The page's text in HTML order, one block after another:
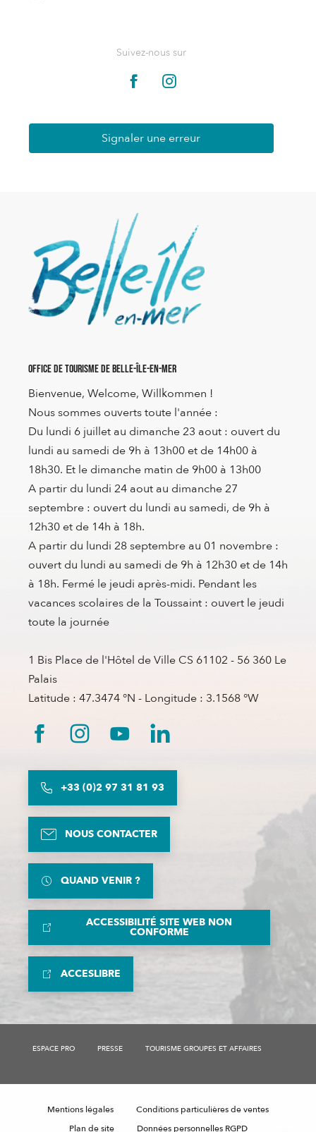
Tarifs
Suivez-nous sur
Signaler une erreur
Office de Tourisme de Belle-Île-en-Mer
Bienvenue, Welcome, Willkommen !
Nous sommes ouverts toute l'année :
Du lundi 6 juillet au dimanche 23 aout : ouvert du
lundi au samedi de 9h à 13h00 et de 14h00 à
18h30. Et le dimanche matin de 9h00 à 13h00
A partir du lundi 24 aout au dimanche 27
septembre : ouvert du lundi au samedi, de 9h à
12h30 et de 14h à 18h.
A partir du lundi 28 septembre au 01 novembre :
ouvert du lundi au samedi de 9h à 12h30 et de 14h
à 18h. Fermé le jeudi après-midi. Pendant les
vacances scolaires de la Toussaint : ouvert le jeudi
toute la journée
1 Bis Place de l'Hôtel de Ville CS 61102 - 56 360 Le
Palais
Latitude : 47.3474 °N - Longitude : 3.1568 °W
+33 (0)2 97 31 81 93
NOUS CONTACTER
QUAND VENIR ?
ACCESSIBILITÉ SITE WEB NON
CONFORME
ACCESLIBRE
ESPACE PRO PRESSE TOURISME GROUPES ET AFFAIRES
Mentions légales
Conditions particulières de ventes
Plan de site
Données personnelles RGPD